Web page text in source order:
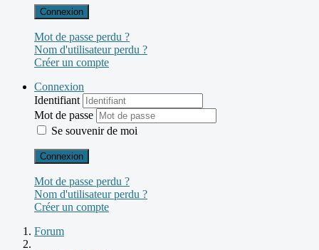
Connexion
Mot de passe perdu ?
Nom d'utilisateur perdu ?
Créer un compte
Connexion
Identifiant
Mot de passe
Se souvenir de moi
Connexion
Mot de passe perdu ?
Nom d'utilisateur perdu ?
Créer un compte
Forum